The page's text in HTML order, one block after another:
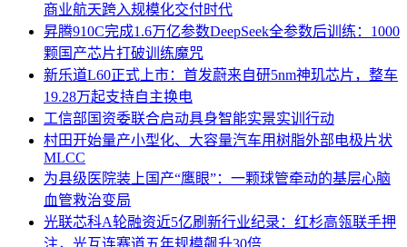
商业航天跨入规模化交付时代
昇腾910C完成1.6万亿参数DeepSeek全参数后训练：1000
颗国产芯片打破训练魔咒
新乐道L60正式上市：首发蔚来自研5nm神玑芯片，整车
19.28万起支持自主换电
工信部国资委联合启动具身智能实景实训行动
村田开始量产小型化、大容量汽车用树脂外部电极片状
MLCC
为县级医院装上国产“鹰眼”：一颗球管牵动的基层心脑
血管救治变局
光联芯科A轮融资近5亿刷新行业纪录：红杉高瓴联手押
注，光互连赛道五年规模飙升30倍